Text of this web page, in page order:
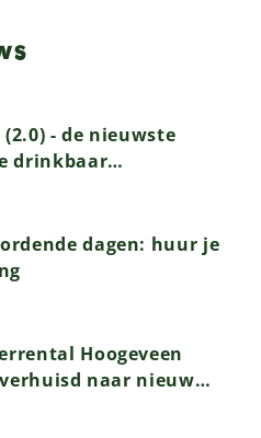
(2.0) - de nieuwste
drinkbaar
dagen: huur je
Hoogeveen
naar nieuw